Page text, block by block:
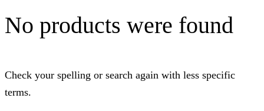
No products were found
Check your spelling or search again with less specific
terms.